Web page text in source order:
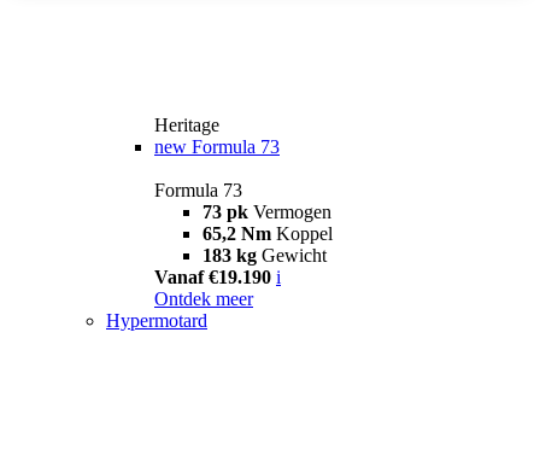
Heritage
new Formula 73
Formula 73
73 pk Vermogen
65,2 Nm Koppel
183 kg Gewicht
Vanaf €19.190 i
Ontdek meer
Hypermotard